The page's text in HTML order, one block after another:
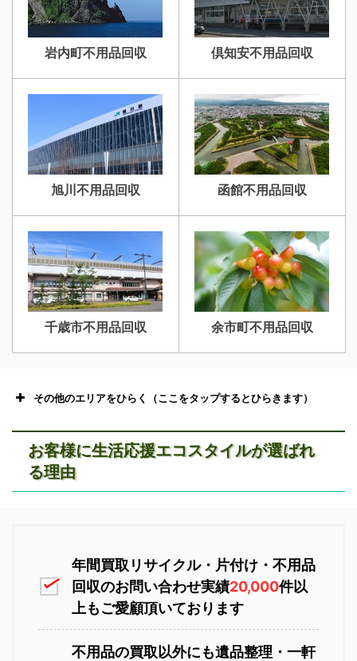
岩内町不用品回収 倶知安不用品回収
旭川不用品回収 函館不用品回収
千歳市不用品回収 余市町不用品回収
その他のエリアをひらく（ここをタップするとひらきます）
お客様に生活応援エコスタイルが選ばれ
る理由
年間買取リサイクル・片付け・不用品
回収のお問い合わせ実績20,000件以
上もご愛顧頂いております
不用品の買取以外にも遺品整理・一軒